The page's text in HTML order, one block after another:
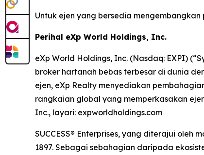
Untuk ejen yang bersedia
Perihal eXp World Holdings, Inc.
eXp World Holdings, Inc. (Nasdaq: EXPI)
broker hartanah bebas terbesar di dunia
ejen, eXp Realty menyediakan
rangkaian global yang memperkasakan
Inc., layari: expworldholdings.com
SUCCESS® Enterprises, yang diterajui oleh
1897. Sebagai sebahagian daripada